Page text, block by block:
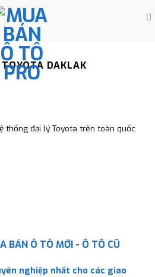
DAKLAK
thống đại lý Toyota trên toàn quốc
BÁN Ô TÔ MỚI - Ô TÔ CŨ
nghiệp nhất cho các giao